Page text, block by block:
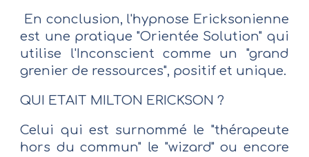
En conclusion, l'hypnose Ericksonienne
est une pratique "Orientée Solution" qui
utilise l'Inconscient comme un "grand
grenier de ressources", positif et unique.
QUI ETAIT MILTON ERICKSON ?
Celui qui est surnommé le "thérapeute
hors du commun" le "wizard" ou encore